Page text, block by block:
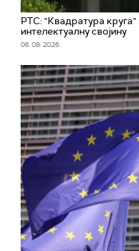
РТС: "Квадратура
интелектуалну својину
06. 08. 2026.